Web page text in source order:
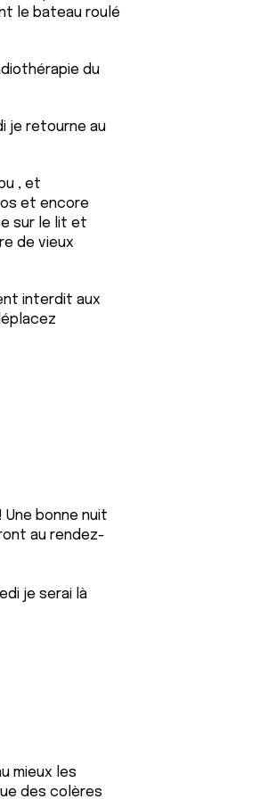
le bateau roulé
du
je retourne au
, et
et encore
sur le lit et
de vieux
interdit aux
bonne nuit
au rendez-
je serai là
mieux les
des colères